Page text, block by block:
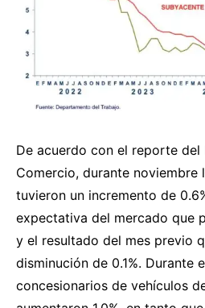
De acuerdo con el reporte
Comercio, durante noviembre
tuvieron un incremento de
expectativa del mercado que
y el resultado del mes previo
disminución de 0.1%. Durante
concesionarios de vehículos